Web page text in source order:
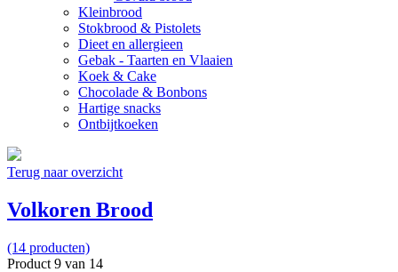
Kleinbrood
Stokbrood & Pistolets
Dieet en allergieen
Gebak - Taarten en Vlaaien
Koek & Cake
Chocolade & Bonbons
Hartige snacks
Ontbijtkoeken
Terug naar overzicht
Volkoren Brood
(14 producten)
Product 9 van 14